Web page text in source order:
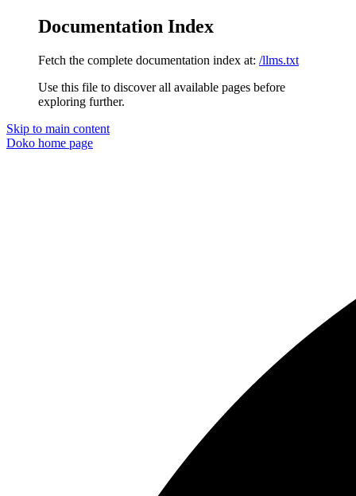
Documentation Index
Fetch the complete documentation index at: /llms.txt
Use this file to discover all available pages before
exploring further.
Skip to main content
Doko home page